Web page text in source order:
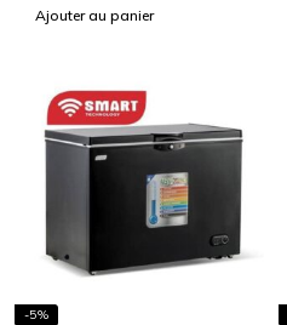
Ajouter au panier
-5%